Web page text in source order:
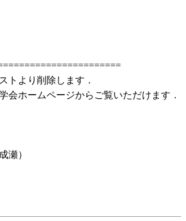
トより削除します．
ホームページからご覧いただけます．
瀬）